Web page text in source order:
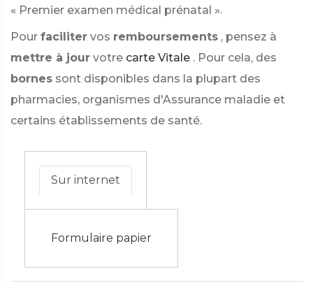
« Premier examen médical prénatal ».
Pour faciliter vos remboursements , pensez à
mettre à jour votre carte Vitale . Pour cela, des
bornes sont disponibles dans la plupart des
pharmacies, organismes d'Assurance maladie et
certains établissements de santé.
Sur internet
Formulaire papier